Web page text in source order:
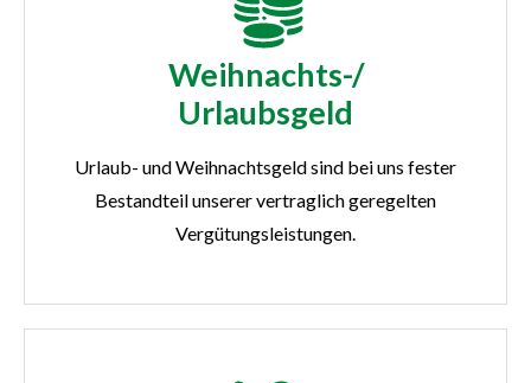
Weihnachts-/
Urlaubsgeld
Urlaub- und Weihnachtsgeld sind bei uns fester
Bestandteil unserer vertraglich geregelten
Vergütungsleistungen.